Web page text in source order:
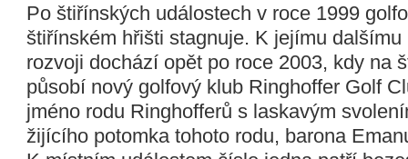
Po štiřínských událostech v roce 1999
štiřínském hřišti stagnuje. K jejímu dalšímu
rozvoji dochází opět po roce 2003, kdy na
působí nový golfový klub Ringhoffer Golf
jméno rodu Ringhofferů s laskavým
žijícího potomka tohoto rodu, barona